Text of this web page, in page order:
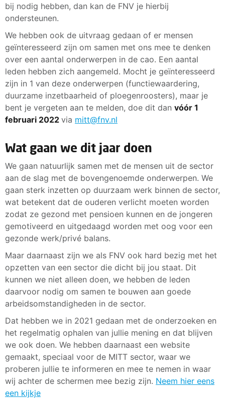
bij nodig hebben, dan kan de FNV je hierbij
ondersteunen.
We hebben ook de uitvraag gedaan of er mensen
geïnteresseerd zijn om samen met ons mee te denken
over een aantal onderwerpen in de cao. Een aantal
leden hebben zich aangemeld. Mocht je geïnteresseerd
zijn in 1 van deze onderwerpen (functiewaardering,
duurzame inzetbaarheid of ploegenroosters), maar je
bent je vergeten aan te melden, doe dit dan vóór 1
februari 2022 via mitt@fnv.nl
Wat gaan we dit jaar doen
We gaan natuurlijk samen met de mensen uit de sector
aan de slag met de bovengenoemde onderwerpen. We
gaan sterk inzetten op duurzaam werk binnen de sector,
wat betekent dat de ouderen verlicht moeten worden
zodat ze gezond met pensioen kunnen en de jongeren
gemotiveerd en uitgedaagd worden met oog voor een
gezonde werk/privé balans.
Maar daarnaast zijn we als FNV ook hard bezig met het
opzetten van een sector die dicht bij jou staat. Dit
kunnen we niet alleen doen, we hebben de leden
daarvoor nodig om samen te bouwen aan goede
arbeidsomstandigheden in de sector.
Dat hebben we in 2021 gedaan met de onderzoeken en
het regelmatig ophalen van jullie mening en dat blijven
we ook doen. We hebben daarnaast een website
gemaakt, speciaal voor de MITT sector, waar we
proberen jullie te informeren en mee te nemen in waar
wij achter de schermen mee bezig zijn. Neem hier eens
een kijkje